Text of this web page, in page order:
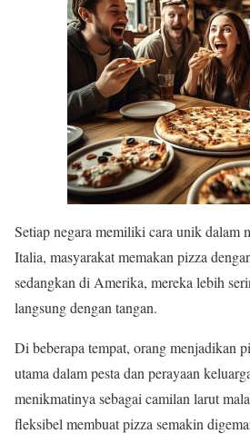
Setiap negara memiliki cara unik dalam
Italia, masyarakat memakan pizza
sedangkan di Amerika, mereka lebih
langsung dengan tangan.
Di beberapa tempat, orang menjadikan
utama dalam pesta dan perayaan
menikmatinya sebagai camilan larut
fleksibel membuat pizza semakin